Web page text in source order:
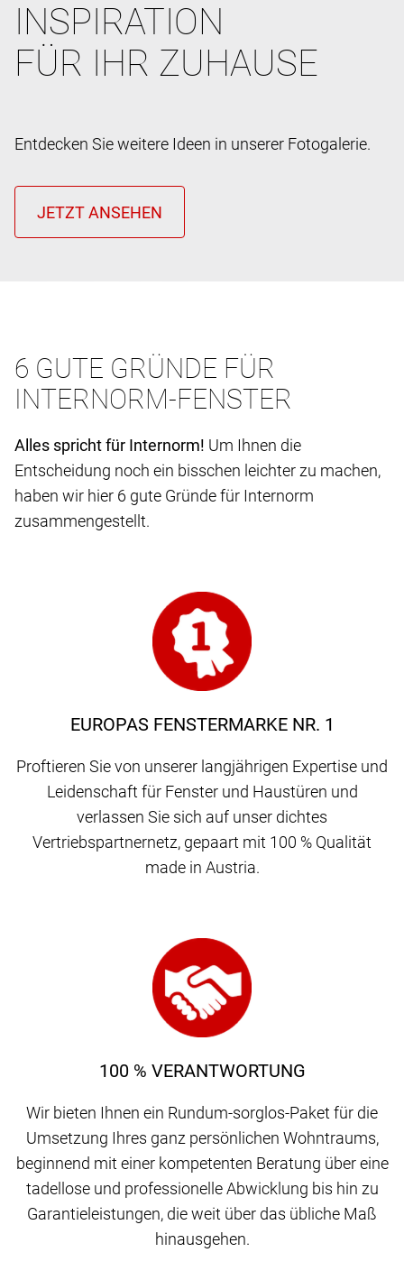
INSPIRATION
FÜR IHR ZUHAUSE
Entdecken Sie weitere Ideen in unserer Fotogalerie.
6 GUTE GRÜNDE FÜR
INTERNORM-FENSTER
Alles spricht für Internorm! Um Ihnen die
Entscheidung noch ein bisschen leichter zu machen,
haben wir hier 6 gute Gründe für Internorm
zusammengestellt.
EUROPAS FENSTERMARKE NR. 1
Proftieren Sie von unserer langjährigen Expertise und
Leidenschaft für Fenster und Haustüren und
verlassen Sie sich auf unser dichtes
Vertriebspartnernetz, gepaart mit 100 % Qualität
made in Austria.
100 % VERANTWORTUNG
Wir bieten Ihnen ein Rundum-sorglos-Paket für die
Umsetzung Ihres ganz persönlichen Wohntraums,
beginnend mit einer kompetenten Beratung über eine
tadellose und professionelle Abwicklung bis hin zu
Garantieleistungen, die weit über das übliche Maß
hinausgehen.